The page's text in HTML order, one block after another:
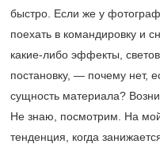
быстро. Если же у
поехать в командировку и
какие-либо эффекты,
постановку, — почему нет,
сущность материала?
Не знаю, посмотрим. На мой
тенденция, когда